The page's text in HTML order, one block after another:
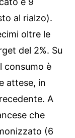
al rialzo).
oltre le
del 2%. Su
consumo è
attese, in
A
che
(6